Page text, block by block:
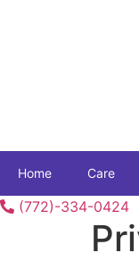
Home Care
(772)-334-0424